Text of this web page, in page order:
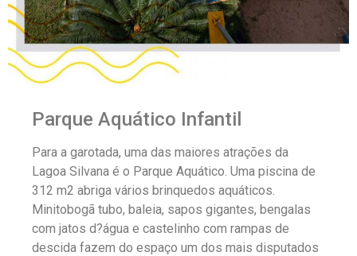
Parque Aquático Infantil
Para a garotada, uma das maiores atrações da
Lagoa Silvana é o Parque Aquático. Uma piscina de
312 m2 abriga vários brinquedos aquáticos.
Minitobogã tubo, baleia, sapos gigantes, bengalas
com jatos d?água e castelinho com rampas de
descida fazem do espaço um dos mais disputados